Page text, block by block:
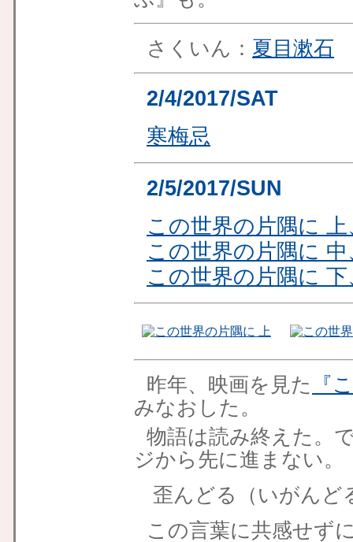
さくいん： 夏目漱石
2/4/2017/SAT
寒梅忌
2/5/2017/SUN
この世界の片隅に
この世界の片隅に
この世界の片隅に
昨年、映画を見た
『
みなおした。
物語は読み終えた。
ジから先に進まない。
歪んどる（いがんど
この言葉に共感せず